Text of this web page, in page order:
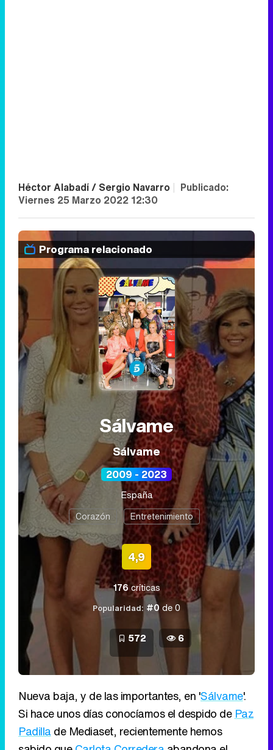
Héctor Alabadí / Sergio Navarro | Publicado:
Viernes 25 Marzo 2022 12:30
Programa relacionado
Sálvame
Sálvame
2009 - 2023
España
Corazón Entretenimiento
4,9
176críticas
Popularidad: #0 de 0
572 6
Nueva baja, y de las importantes, en 'Sálvame'.
Si hace unos días conocíamos el despido de Paz
Padilla de Mediaset, recientemente hemos